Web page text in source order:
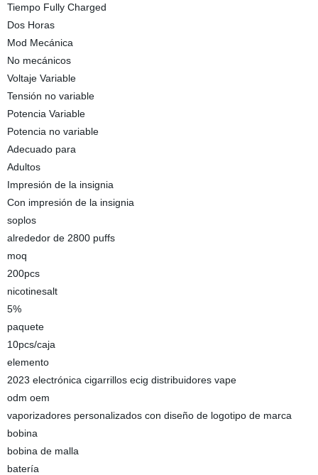
Tiempo Fully Charged
Dos Horas
Mod Mecánica
No mecánicos
Voltaje Variable
Tensión no variable
Potencia Variable
Potencia no variable
Adecuado para
Adultos
Impresión de la insignia
Con impresión de la insignia
soplos
alrededor de 2800 puffs
moq
200pcs
nicotinesalt
5%
paquete
10pcs/caja
elemento
2023 electrónica cigarrillos ecig distribuidores vape
odm oem
vaporizadores personalizados con diseño de logotipo de marca
bobina
bobina de malla
batería